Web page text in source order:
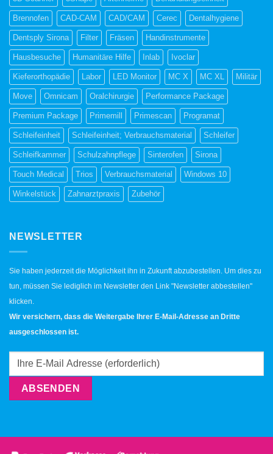
Brennofen CAD-CAM CAD/CAM Cerec Dentalhygiene
Dentsply Sirona Filter Fräsen Handinstrumente
Hausbesuche Humanitäre Hilfe Inlab Ivoclar
Kieferorthopädie Labor LED Monitor MC X MC XL Militär
Move Omnicam Oralchirurgie Performance Package
Premium Package Primemill Primescan Programat
Schleifeinheit Schleifeinheit; Verbrauchsmaterial Schleifer
Schleifkammer Schulzahnpflege Sinterofen Sirona
Touch Medical Trios Verbrauchsmaterial Windows 10
Winkelstück Zahnarztpraxis Zubehör
NEWSLETTER
Sie haben jederzeit die Möglichkeit ihn in Zukunft abzubestellen. Um dies zu
tun, müssen Sie lediglich im Newsletter den Link "Newsletter abbestellen"
klicken.
Wir versichern, dass die Weitergabe Ihrer E-Mail-Adresse an Dritte
ausgeschlossen ist.